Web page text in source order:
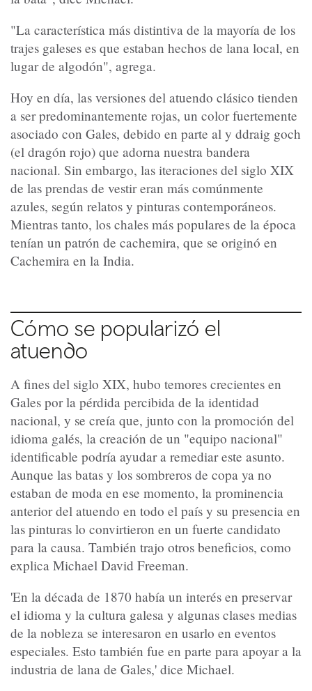
"La característica más distintiva de la mayoría de los
trajes galeses es que estaban hechos de lana local, en
lugar de algodón", agrega.
Hoy en día, las versiones del atuendo clásico tienden
a ser predominantemente rojas, un color fuertemente
asociado con Gales, debido en parte al y ddraig goch
(el dragón rojo) que adorna nuestra bandera
nacional. Sin embargo, las iteraciones del siglo XIX
de las prendas de vestir eran más comúnmente
azules, según relatos y pinturas contemporáneos.
Mientras tanto, los chales más populares de la época
tenían un patrón de cachemira, que se originó en
Cachemira en la India.
Cómo se popularizó el
atuendo
A fines del siglo XIX, hubo temores crecientes en
Gales por la pérdida percibida de la identidad
nacional, y se creía que, junto con la promoción del
idioma galés, la creación de un "equipo nacional"
identificable podría ayudar a remediar este asunto.
Aunque las batas y los sombreros de copa ya no
estaban de moda en ese momento, la prominencia
anterior del atuendo en todo el país y su presencia en
las pinturas lo convirtieron en un fuerte candidato
para la causa. También trajo otros beneficios, como
explica Michael David Freeman.
'En la década de 1870 había un interés en preservar
el idioma y la cultura galesa y algunas clases medias
de la nobleza se interesaron en usarlo en eventos
especiales. Esto también fue en parte para apoyar a la
industria de lana de Gales,' dice Michael.